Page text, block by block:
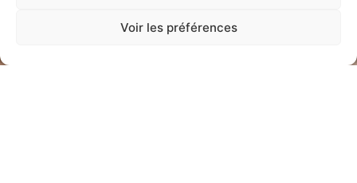
Voir les préférences